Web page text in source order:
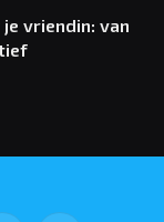
vriendin: van